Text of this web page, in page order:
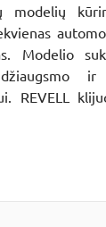
modelių
Modelio
ir
REVELL